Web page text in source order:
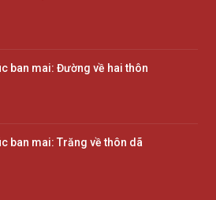
ban mai: Đường về hai thôn
ban mai: Trăng về thôn dã